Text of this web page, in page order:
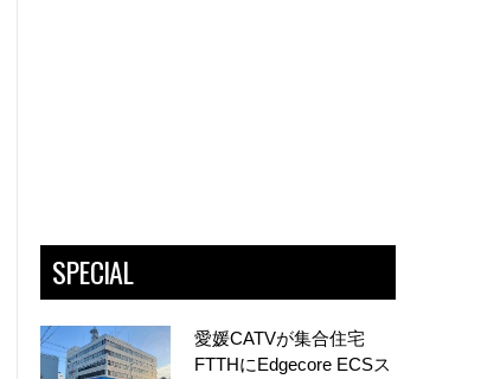
SPECIAL
愛媛CATVが集合住宅
FTTHにEdgecore ECSス